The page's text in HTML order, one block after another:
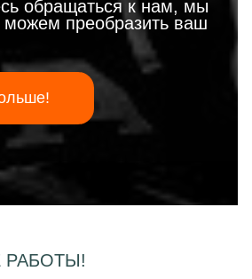
обращаться к нам, мы
можем преобразить ваш